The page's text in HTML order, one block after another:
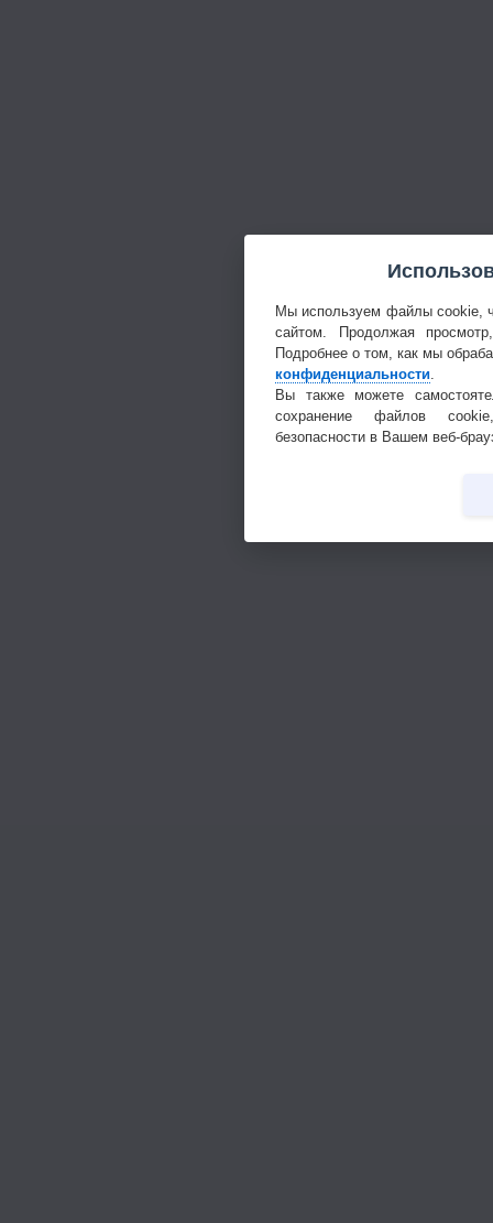
Мы используем файлы cookie,
сайтом. Продолжая
Подробнее о том, как мы
конфиденциальности
Вы также можете
сохранение файлов
безопасности в Вашем веб-